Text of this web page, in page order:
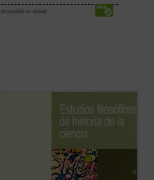
disponible en ebook:
picó la mosca y se dedicó a lo que no era lo
suyo? No, claro, aunque incluso de ser así
no entiendo por qué debería aceptarse una
manera tan oficinesca y burocratizada de